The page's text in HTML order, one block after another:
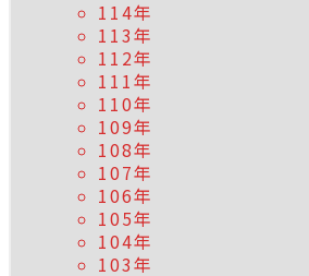
114年
113年
112年
111年
110年
109年
108年
107年
106年
105年
104年
103年